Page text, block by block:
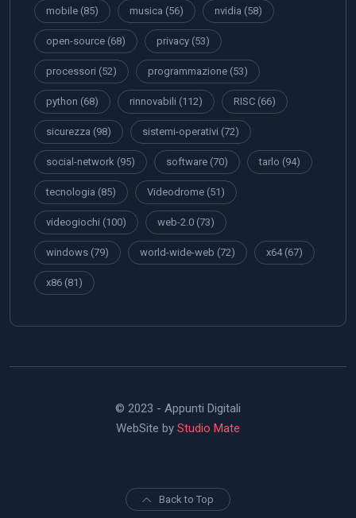
mobile (85) musica (56) nvidia (58)
open-source (68) privacy (53)
processori (52) programmazione (53)
python (68) rinnovabili (112) RISC (66)
sicurezza (98) sistemi-operativi (72)
social-network (95) software (70) tarlo (94)
tecnologia (85) Videodrome (51)
videogiochi (100) web-2.0 (73)
windows (79) world-wide-web (72) x64(67)
x86 (81)
© 2023 - Appunti Digitali
WebSite by Studio Mate
Back to Top